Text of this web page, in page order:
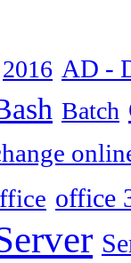
2016 AD -
Batch
office